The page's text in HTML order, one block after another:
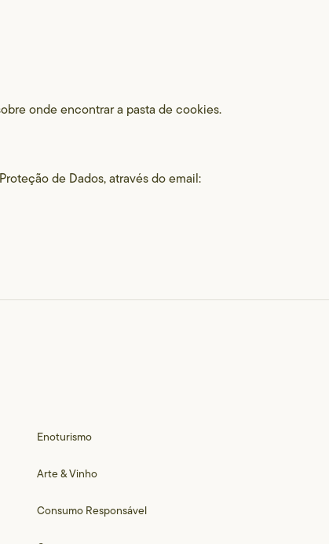
onde encontrar a pasta de cookies.
de Dados, através do email:
Enoturismo
Arte & Vinho
Consumo Responsável